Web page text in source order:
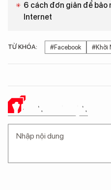
6 cách đơn giản để bảo
Internet
TỪ KHÓA: #Facebook #Khởi
Ý KIẾN CỦA BẠN